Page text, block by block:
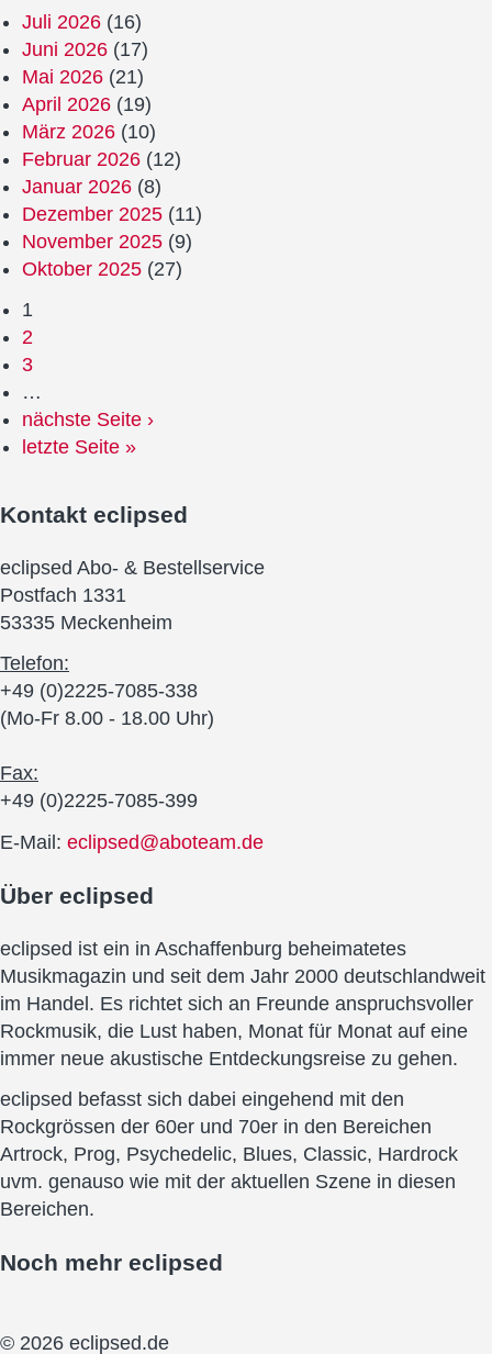
Juli 2026 (16)
Juni 2026 (17)
Mai 2026 (21)
April 2026 (19)
März 2026 (10)
Februar 2026 (12)
Januar 2026 (8)
Dezember 2025 (11)
November 2025 (9)
Oktober 2025 (27)
1
2
3
…
nächste Seite ›
letzte Seite »
Kontakt eclipsed
eclipsed Abo- & Bestellservice
Postfach 1331
53335 Meckenheim
Telefon:
+49 (0)2225-7085-338
(Mo-Fr 8.00 - 18.00 Uhr)
Fax:
+49 (0)2225-7085-399
E-Mail: eclipsed@aboteam.de
Über eclipsed
eclipsed ist ein in Aschaffenburg beheimatetes
Musikmagazin und seit dem Jahr 2000 deutschlandweit
im Handel. Es richtet sich an Freunde anspruchsvoller
Rockmusik, die Lust haben, Monat für Monat auf eine
immer neue akustische Entdeckungsreise zu gehen.
eclipsed befasst sich dabei eingehend mit den
Rockgrössen der 60er und 70er in den Bereichen
Artrock, Prog, Psychedelic, Blues, Classic, Hardrock
uvm. genauso wie mit der aktuellen Szene in diesen
Bereichen.
Noch mehr eclipsed
© 2026 eclipsed.de